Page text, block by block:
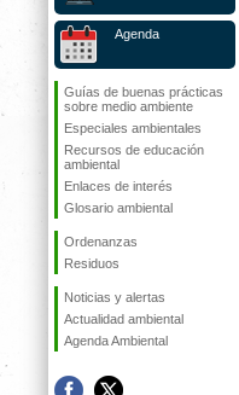
Agenda
Guías de buenas prácticas
sobre medio ambiente
Especiales ambientales
Recursos de educación
ambiental
Enlaces de interés
Glosario ambiental
Ordenanzas
Residuos
Noticias y alertas
Actualidad ambiental
Agenda Ambiental